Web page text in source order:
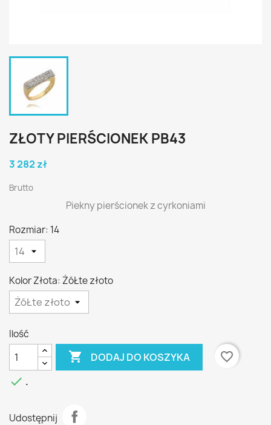
ZŁOTY PIERŚCIONEK PB43
3 282 zł
Brutto
Piekny pierścionek z cyrkoniami
Rozmiar: 14
Kolor Złota: ŻóŁte złoto
Ilość
 DODAJ DO KOSZYKA
favorite_border
 .
Udostępnij